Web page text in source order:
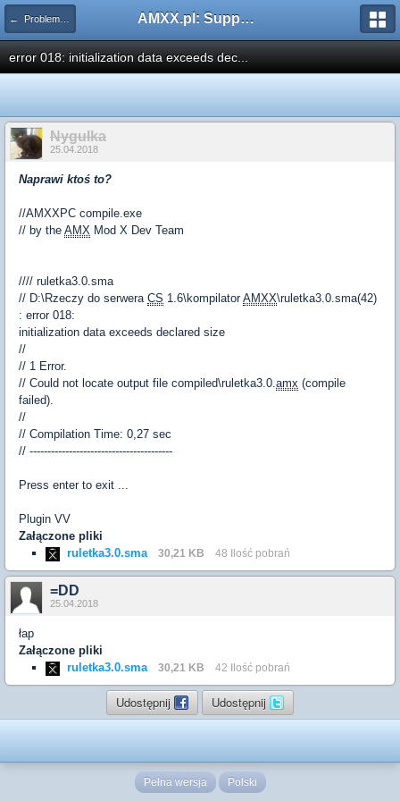
← Problemy z pluginami AMXX.pl: Support AMX Mod X i SourceMod
error 018: initialization data exceeds dec...
Nygulka
25.04.2018
Naprawi ktoś to?
//AMXXPC compile.exe
// by the AMX Mod X Dev Team
//// ruletka3.0.sma
// D:\Rzeczy do serwera CS 1.6\kompilatorAMXX\ruletka3.0.sma(42)
: error 018:
initialization data exceeds declared size
//
// 1 Error.
// Could not locate output file compiled\ruletka3.0.amx (compile
failed).
//
// Compilation Time: 0,27 sec
// ----------------------------------------
Press enter to exit ...
Plugin VV
Załączone pliki
ruletka3.0.sma
30,21 KB 48 Ilość pobrań
=DD
25.04.2018
łap
Załączone pliki
ruletka3.0.sma
30,21 KB 42 Ilość pobrań
Udostępnij Udostępnij
Pełna wersja Polski